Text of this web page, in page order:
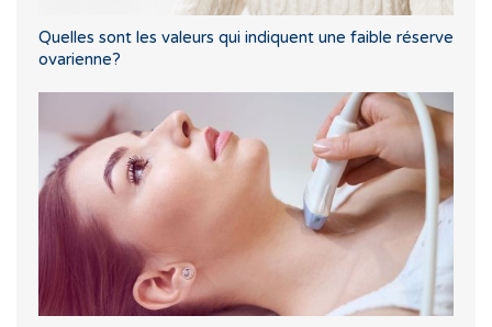
Quelles sont les valeurs qui indiquent une faible réserve
ovarienne?